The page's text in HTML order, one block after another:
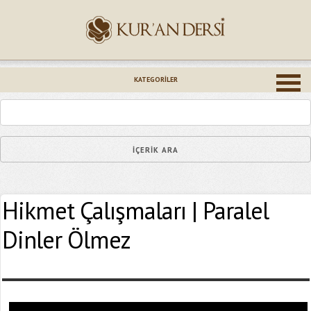
KATEGORILER
Hikmet Çalışmaları | Paralel
Dinler Ölmez
Epostanız (*)
Yaşadığınız Hatanın Ayrıntıları